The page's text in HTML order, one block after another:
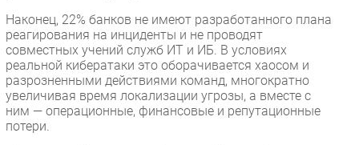
Наконец, 22% банков не имеют разработанного плана
реагирования на инциденты и не проводят
совместных учений служб ИТ и ИБ. В условиях
реальной кибератаки это оборачивается хаосом и
разрозненными действиями команд, многократно
увеличивая время локализации угрозы, а вместе с
ним — операционные, финансовые и репутационные
потери.